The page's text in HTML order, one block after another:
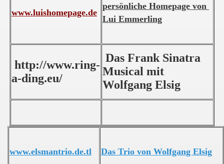
www.luishomepage.de
persönliche Homepage von
Lui Emmerling
http://www.ring-
a-ding.eu/
Das Frank Sinatra
Musical mit
Wolfgang Elsig
www.elsmantrio.de.tl Das Trio von Wolfgang Elsig